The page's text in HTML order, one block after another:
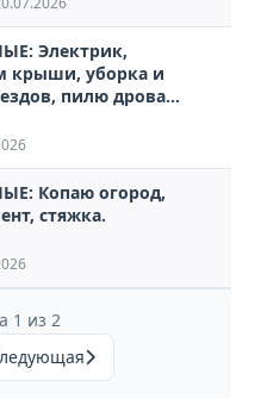
Электрик,
крыши, уборка и
пилю дрова
Копаю огород,
стяжка.
1 из 2